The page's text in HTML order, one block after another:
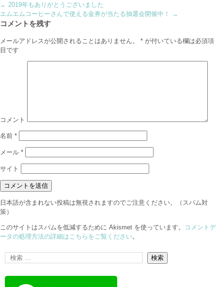
← 2019年もありがとうございました
エムエムコーヒーさんで使える金券が当たる抽選会開催中！
→
コメントを残す
メールアドレスが公開されることはありません。 * が付いている欄は必須項
目です
コメント
名前 *
メール *
サイト
日本語が含まれない投稿は無視されますのでご注意ください。（スパム対
策）
このサイトはスパムを低減するために Akismet を使っています。
コメントデ
ータの処理方法の詳細はこちらをご覧ください。